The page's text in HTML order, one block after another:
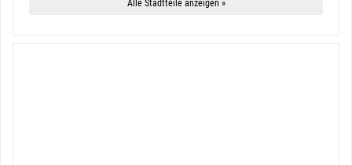
Alle Stadtteile anzeigen »